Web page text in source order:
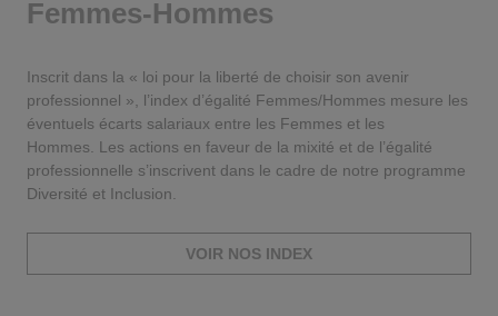
Femmes-Hommes
Inscrit dans la « loi pour la liberté de choisir son avenir
professionnel », l’index d’égalité Femmes/Hommes mesure les
éventuels écarts salariaux entre les Femmes et les
Hommes. Les actions en faveur de la mixité et de l’égalité
professionnelle s’inscrivent dans le cadre de notre programme
Diversité et Inclusion.
VOIR NOS INDEX